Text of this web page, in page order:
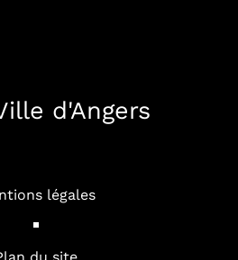
d'Angers
une nouvelle
légales